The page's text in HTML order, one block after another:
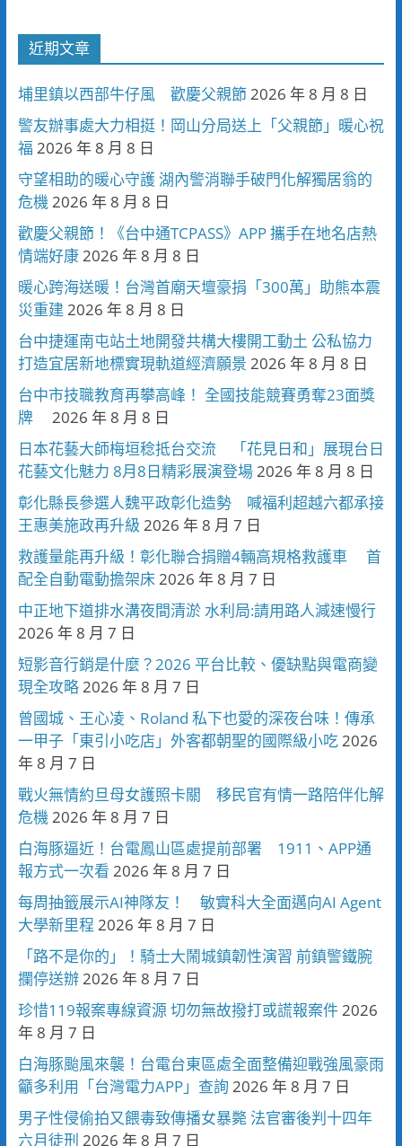
近期文章
埔里鎮以西部牛仔風 歡慶父親節2026 年 8 月 8 日
警友辦事處大力相挺！岡山分局送上「父親節」暖心祝
福 2026 年 8 月 8 日
守望相助的暖心守護 湖內警消聯手破門化解獨居翁的
危機2026 年 8 月 8 日
歡慶父親節！《台中通TCPASS》APP 攜手在地名店熱
情端好康2026 年 8 月 8 日
暖心跨海送暖！台灣首廟天壇豪捐「300萬」助熊本震
災重建 2026 年 8 月 8 日
台中捷運南屯站土地開發共構大樓開工動土 公私協力
打造宜居新地標實現軌道經濟願景 2026 年 8 月 8 日
台中市技職教育再攀高峰！ 全國技能競賽勇奪23面獎
牌
2026 年 8 月 8 日
日本花藝大師梅垣稔抵台交流 「花見日和」展現台日
花藝文化魅力 8月8日精彩展演登場2026 年 8 月 8 日
彰化縣長參選人魏平政彰化造勢 喊福利超越六都承接
王惠美施政再升級 2026 年 8 月 7 日
救護量能再升級！彰化聯合捐贈4輛高規格救護車 首
配全自動電動擔架床2026 年 8 月 7 日
中正地下道排水溝夜間清淤 水利局:請用路人減速慢行
2026 年 8 月 7 日
短影音行銷是什麼？2026 平台比較、優缺點與電商變
現全攻略2026 年 8 月 7 日
曾國城、王心凌、Roland 私下也愛的深夜台味！傳承
一甲子「東引小吃店」外客都朝聖的國際級小吃2026
年 8 月 7 日
戰火無情約旦母女護照卡關 移民官有情一路陪伴化解
危機2026 年 8 月 7 日
白海豚逼近！台電鳳山區處提前部署 1911、APP通
報方式一次看 2026 年 8 月 7 日
每周抽籤展示AI神隊友！ 敏實科大全面邁向AI Agent
大學新里程 2026 年 8 月 7 日
「路不是你的」！騎士大鬧城鎮韌性演習 前鎮警鐵腕
攔停送辦2026 年 8 月 7 日
珍惜119報案專線資源 切勿無故撥打或謊報案件2026
年 8 月 7 日
白海豚颱風來襲！台電台東區處全面整備迎戰強風豪雨
籲多利用「台灣電力APP」查詢 2026 年 8 月 7 日
男子性侵偷拍又餵毒致傳播女暴斃 法官審後判十四年
六月徒刑 2026 年 8 月 7 日